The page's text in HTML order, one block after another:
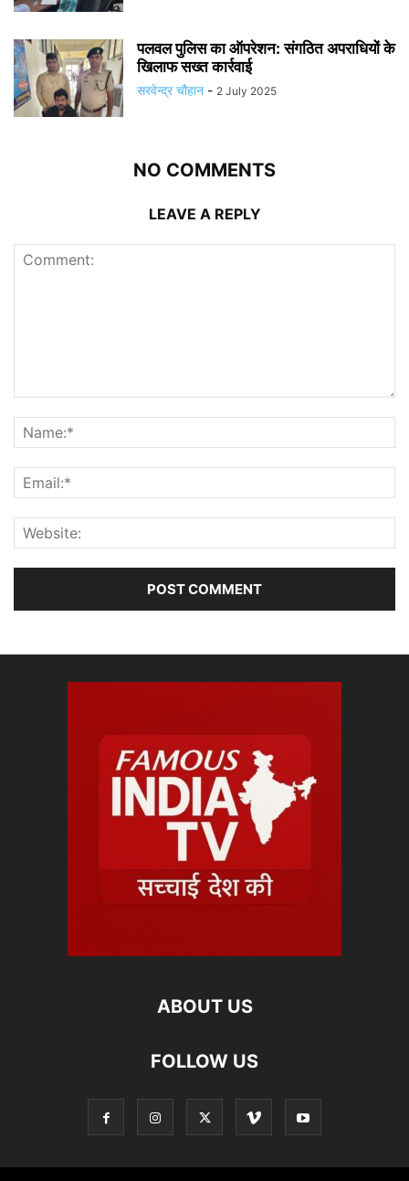
पलवल पुलिस का ऑपरेशन: संगठित अपराधियों के
खिलाफ सख्त कार्रवाई
सरवेन्द्र चौहान - 2 July 2025
NO COMMENTS
LEAVE A REPLY
ABOUT US
FOLLOW US